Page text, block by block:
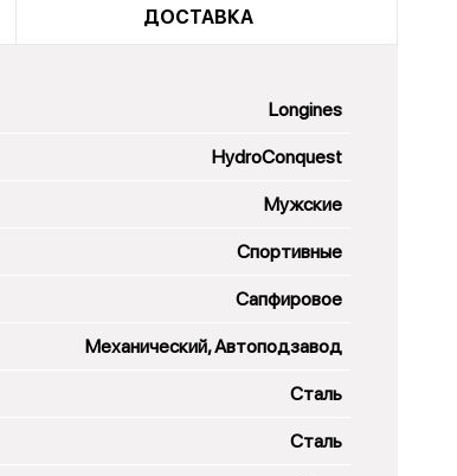
ДОСТАВКА
Longines
HydroConquest
Мужские
Спортивные
Сапфировое
Механический, Автоподзавод
Сталь
Сталь